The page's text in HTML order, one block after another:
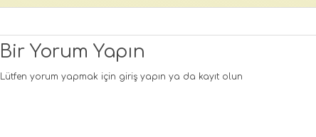
Bir Yorum Yapın
Lütfen yorum yapmak için giriş yapın ya da kayıt olun